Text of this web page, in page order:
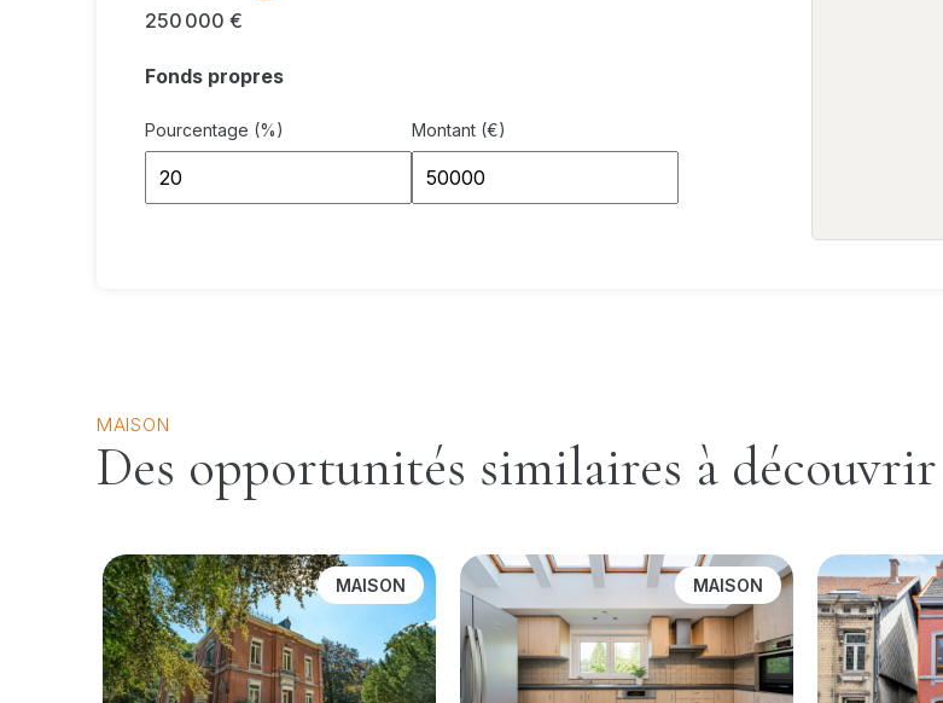
250 000 €
Fonds propres
Pourcentage (%) Montant (€)
MAISON
Des opportunités similaires à découvrir
MAISON MAISON